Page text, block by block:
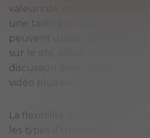
valeurs de jetons
une tarification claire et
peuvent utiliser des jetons
sur le site, allant de la
discussion gratuits à la
vidéo plus exclusifs avec des
La flexibilité d’utilisation des
les types d’utilisateurs, des